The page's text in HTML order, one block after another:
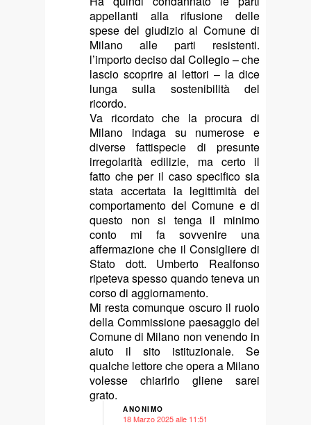
appellanti alla rifusione delle
spese del giudizio al Comune di
Milano alle parti resistenti.
l’importo deciso dal Collegio – che
lascio scoprire ai lettori – la dice
lunga sulla sostenibilità del
ricordo.
Va ricordato che la procura di
Milano indaga su numerose e
diverse fattispecie di presunte
irregolarità edilizie, ma certo il
fatto che per il caso specifico sia
stata accertata la legittimità del
comportamento del Comune e di
questo non si tenga il minimo
conto mi fa sovvenire una
affermazione che il Consigliere di
Stato dott. Umberto Realfonso
ripeteva spesso quando teneva un
corso di aggiornamento.
Mi resta comunque oscuro il ruolo
della Commissione paesaggio del
Comune di Milano non venendo in
aiuto il sito istituzionale. Se
qualche lettore che opera a Milano
volesse chiarirlo gliene sarei
grato.
ANONIMO
18 Marzo 2025 alle 11:51